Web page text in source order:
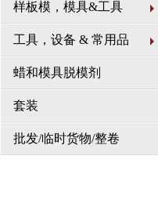
样板模，模具&工具
工具，设备 & 常用品
蜡和模具脱模剂
套装
批发/临时货物/整卷